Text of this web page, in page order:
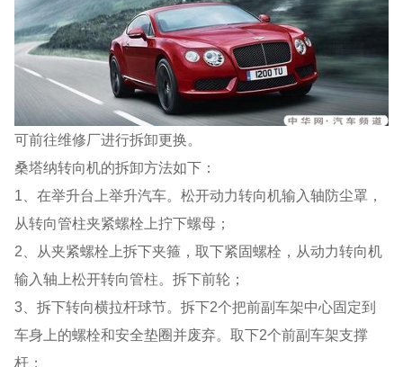
可前往维修厂进行拆卸更换。
桑塔纳转向机的拆卸方法如下：
1、在举升台上举升汽车。松开动力转向机输入轴防尘罩，
从转向管柱夹紧螺栓上拧下螺母；
2、从夹紧螺栓上拆下夹箍，取下紧固螺栓，从动力转向机
输入轴上松开转向管柱。拆下前轮；
3、拆下转向横拉杆球节。拆下2个把前副车架中心固定到
车身上的螺栓和安全垫圈并废弃。取下2个前副车架支撑
杆；